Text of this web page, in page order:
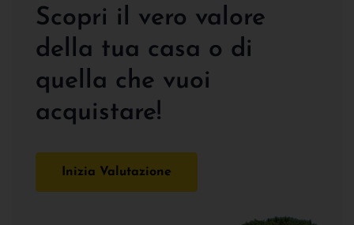
Scopri il vero valore
della tua casa o di
quella che vuoi
acquistare!
Inizia Valutazione